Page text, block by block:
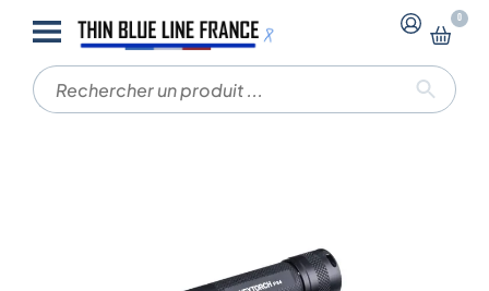
0
Accueil - Lampes NEXTORCH -
Lampe rechargeable
P84 – 3000 lumens – Nextorch